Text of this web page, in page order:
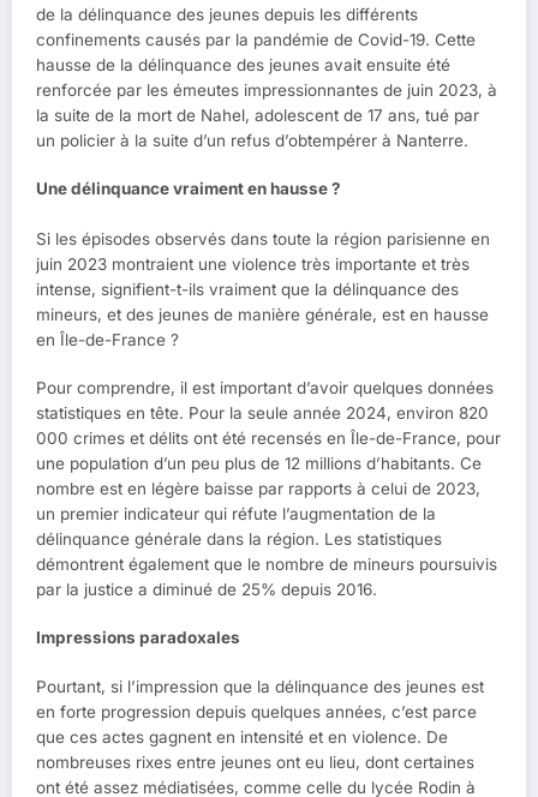
de la délinquance des jeunes depuis les différents
confinements causés par la pandémie de Covid-19. Cette
hausse de la délinquance des jeunes avait ensuite été
renforcée par les émeutes impressionnantes de juin 2023, à
la suite de la mort de Nahel, adolescent de 17 ans, tué par
un policier à la suite d’un refus d’obtempérer à Nanterre.
Une délinquance vraiment en hausse ?
Si les épisodes observés dans toute la région parisienne en
juin 2023 montraient une violence très importante et très
intense, signifient-t-ils vraiment que la délinquance des
mineurs, et des jeunes de manière générale, est en hausse
en Île-de-France ?
Pour comprendre, il est important d’avoir quelques données
statistiques en tête. Pour la seule année 2024, environ 820
000 crimes et délits ont été recensés en Île-de-France, pour
une population d’un peu plus de 12 millions d’habitants. Ce
nombre est en légère baisse par rapports à celui de 2023,
un premier indicateur qui réfute l’augmentation de la
délinquance générale dans la région. Les statistiques
démontrent également que le nombre de mineurs poursuivis
par la justice a diminué de 25% depuis 2016.
Impressions paradoxales
Pourtant, si l’impression que la délinquance des jeunes est
en forte progression depuis quelques années, c’est parce
que ces actes gagnent en intensité et en violence. De
nombreuses rixes entre jeunes ont eu lieu, dont certaines
ont été assez médiatisées, comme celle du lycée Rodin à